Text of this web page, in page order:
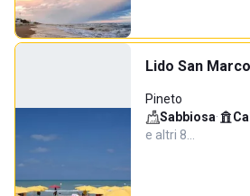
Lido San Marco
Pineto
Sabbiosa·
e altri 8…